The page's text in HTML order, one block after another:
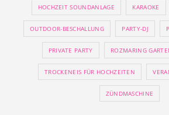
HOCHZEIT SOUNDANLAGE KARAOKE
OUTDOOR-BESCHALLUNG PARTY-DJ
PRIVATE PARTY ROZMARING
TROCKENEIS FÜR HOCHZEITEN
ZÜNDMASCHINE